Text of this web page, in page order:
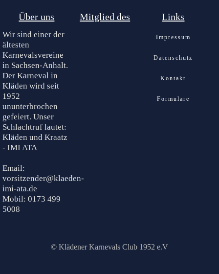
Über uns
Wir sind einer der
ältesten
Karnevalsvereine
in Sachsen-Anhalt.
Der Karneval in
Kläden wird seit
1952
ununterbrochen
gefeiert. Unser
Schlachtruf lautet:
Kläden und Kraatz
- IMI ATA
Email:
vorsitzender@klaeden-
imi-ata.de
Mobil: 0173 499
5008
Mitglied des Links
Impressum
Datenschutz
Kontakt
Formulare
© Klädener Karnevals Club 1952 e.V